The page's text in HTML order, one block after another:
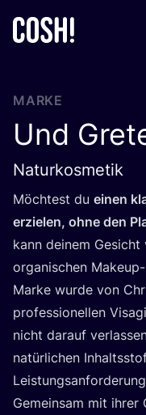
MARKE
Und
Naturkosmetik
Möch­test du einen
erzie­len, ohne den
kann dei­nem
orga­ni­schen
Mar­ke wur­de von
pro­fes­sio­nel­len
nicht dar­auf
natür­li­chen
Gemein­sam mit ihrer